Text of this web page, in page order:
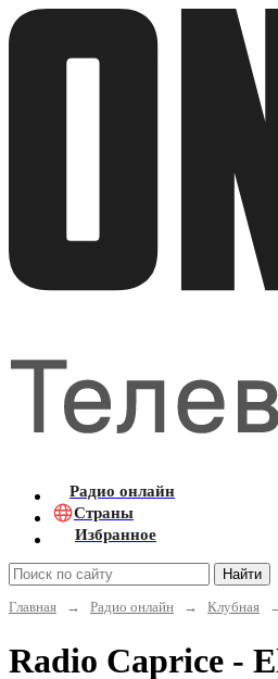
Радио онлайн
Страны
Избранное
Найти
Главная
→ Радио онлайн → Клубная
Radio Caprice -